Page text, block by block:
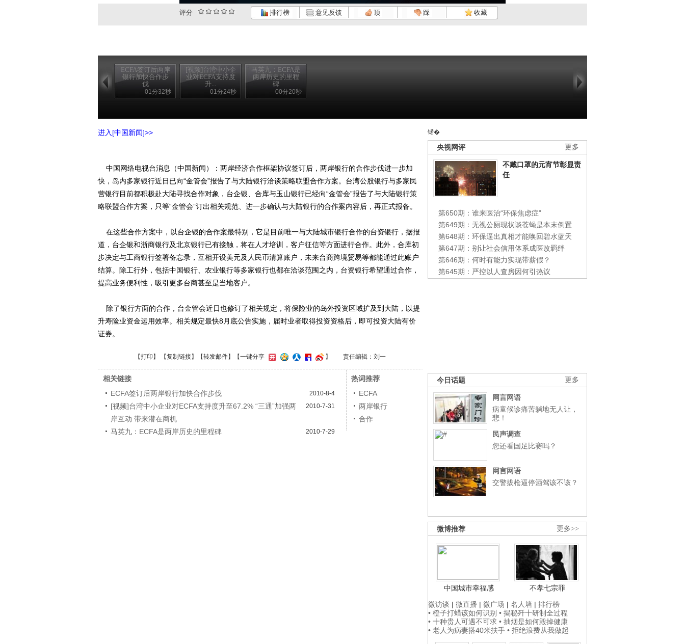
评分 排行榜 意见反馈 顶 踩 收藏
ECFA签订后两岸
银行加快合作步
伐
01分32秒
[视频]台湾中小企
业对ECFA支持度
升...
01分24秒
马英九：ECFA是
两岸历史的里程
碑
00分20秒
锘�
更多
央视网评
不戴口罩的元宵节彰显责
任
第650期：谁来医治“环保焦虑症”
第649期：无视公厕现状谈苍蝇是本末倒置
第648期：环保逼出真相才能唤回碧水蓝天
第647期：别让社会信用体系成医改羁绊
第646期：何时有能力实现带薪假？
第645期：严控以人查房因何引热议
更多
今日话题
网言网语
病童候诊痛苦躺地无人让，
悲！
民声调查
您还看国足比赛吗？
网言网语
交警拔枪逼停酒驾该不该？
更多>>
微博推荐
中国城市幸福感
不孝七宗罪
微访谈 | 微直播 | 微广场 | 名人墙 | 排行榜
• 橙子打蜡该如何识别 • 揭秘歼十研制全过程
• 十种贵人可遇不可求 • 抽烟是如何毁掉健康
• 老人为病妻搭40米扶手 • 拒绝浪费从我做起
进入[中国新闻]>>
中国网络电视台消息（中国新闻）：两岸经济合作框架协议签订后，两岸银行的合作步伐进一步加
快，岛内多家银行近日已向“金管会”报告了与大陆银行洽谈策略联盟合作方案。台湾公股银行与多家民
营银行目前都积极赴大陆寻找合作对象，台企银、合库与玉山银行已经向“金管会”报告了与大陆银行策
略联盟合作方案，只等“金管会”订出相关规范、进一步确认与大陆银行的合作案内容后，再正式报备。
在这些合作方案中，以台企银的合作案最特别，它是目前唯一与大陆城市银行合作的台资银行，据报
道，台企银和浙商银行及北京银行已有接触，将在人才培训，客户征信等方面进行合作。此外，合库初
步决定与工商银行签署备忘录，互相开设美元及人民币清算账户，未来台商跨境贸易等都能通过此账户
结算。除工行外，包括中国银行、农业银行等多家银行也都在洽谈范围之内，台资银行希望通过合作，
提高业务便利性，吸引更多台商甚至是当地客户。
除了银行方面的合作，台金管会近日也修订了相关规定，将保险业的岛外投资区域扩及到大陆，以提
升寿险业资金运用效率。相关规定最快8月底公告实施，届时业者取得投资资格后，即可投资大陆有价
证券。
【打印 】 【复制链接】【转发邮件】 【一键分享 】 责任编辑：刘一
相关链接
ECFA签订后两岸银行加快合作步伐
2010-8-4
[视频]台湾中小企业对ECFA支持度升至67.2% “三通”加强两
岸互动 带来潜在商机
2010-7-31
马英九：ECFA是两岸历史的里程碑 2010-7-29
热词推荐
ECFA
两岸银行
合作